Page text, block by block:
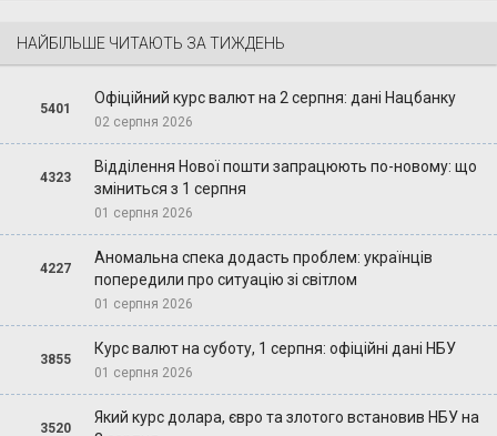
НАЙБІЛЬШЕ ЧИТАЮТЬ ЗА ТИЖДЕНЬ
5401
Офіційний курс валют на 2 серпня: дані Нацбанку
02 серпня 2026
4323
Відділення Нової пошти запрацюють по-новому: що
зміниться з 1 серпня
01 серпня 2026
4227
Аномальна спека додасть проблем: українців
попередили про ситуацію зі світлом
01 серпня 2026
3855
Курс валют на суботу, 1 серпня: офіційні дані НБУ
01 серпня 2026
3520
Який курс долара, євро та злотого встановив НБУ на